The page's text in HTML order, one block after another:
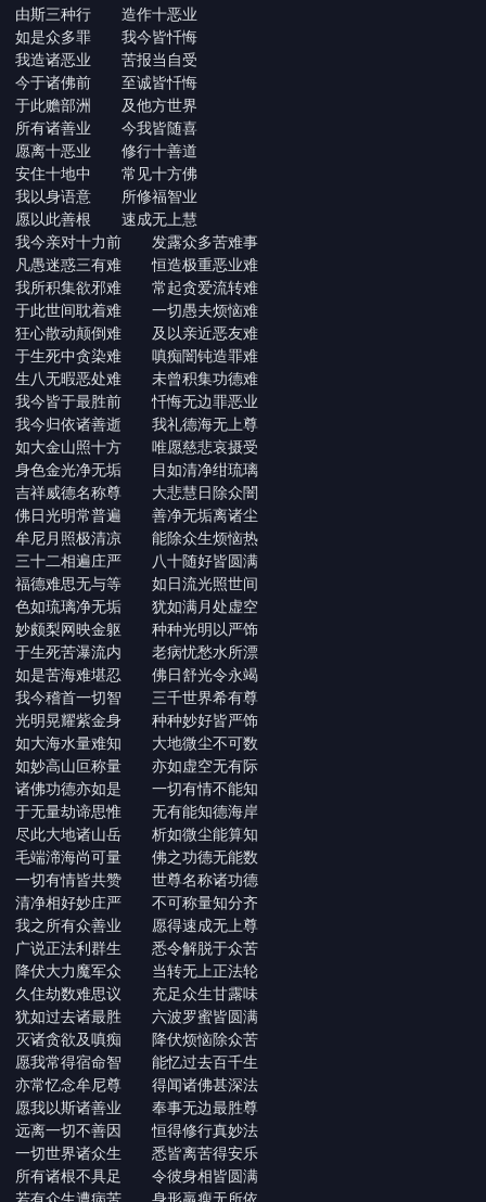
由斯三种行 造作十恶业
如是众多罪 我今皆忏悔
我造诸恶业 苦报当自受
今于诸佛前 至诚皆忏悔
于此赡部洲 及他方世界
所有诸善业 今我皆随喜
愿离十恶业 修行十善道
安住十地中 常见十方佛
我以身语意 所修福智业
愿以此善根 速成无上慧
我今亲对十力前 发露众多苦难事
凡愚迷惑三有难 恒造极重恶业难
我所积集欲邪难 常起贪爱流转难
于此世间耽着难 一切愚夫烦恼难
狂心散动颠倒难 及以亲近恶友难
于生死中贪染难 嗔痴闇钝造罪难
生八无暇恶处难 未曾积集功德难
我今皆于最胜前 忏悔无边罪恶业
我今归依诸善逝 我礼德海无上尊
如大金山照十方 唯愿慈悲哀摄受
身色金光净无垢 目如清净绀琉璃
吉祥威德名称尊 大悲慧日除众闇
佛日光明常普遍 善净无垢离诸尘
牟尼月照极清凉 能除众生烦恼热
三十二相遍庄严 八十随好皆圆满
福德难思无与等 如日流光照世间
色如琉璃净无垢 犹如满月处虚空
妙颇梨网映金躯 种种光明以严饰
于生死苦瀑流内 老病忧愁水所漂
如是苦海难堪忍 佛日舒光令永竭
我今稽首一切智 三千世界希有尊
光明晃耀紫金身 种种妙好皆严饰
如大海水量难知 大地微尘不可数
如妙高山叵称量 亦如虚空无有际
诸佛功德亦如是 一切有情不能知
于无量劫谛思惟 无有能知德海岸
尽此大地诸山岳 析如微尘能算知
毛端渧海尚可量 佛之功德无能数
一切有情皆共赞 世尊名称诸功德
清净相好妙庄严 不可称量知分齐
我之所有众善业 愿得速成无上尊
广说正法利群生 悉令解脱于众苦
降伏大力魔军众 当转无上正法轮
久住劫数难思议 充足众生甘露味
犹如过去诸最胜 六波罗蜜皆圆满
灭诸贪欲及嗔痴 降伏烦恼除众苦
愿我常得宿命智 能忆过去百千生
亦常忆念牟尼尊 得闻诸佛甚深法
愿我以斯诸善业 奉事无边最胜尊
远离一切不善因 恒得修行真妙法
一切世界诸众生 悉皆离苦得安乐
所有诸根不具足 令彼身相皆圆满
若有众生遭病苦 身形羸瘦无所依